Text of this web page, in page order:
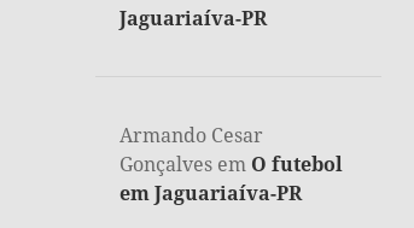
Jaguariaíva-PR
Armando Cesar
Gonçalves em O futebol
em Jaguariaíva-PR